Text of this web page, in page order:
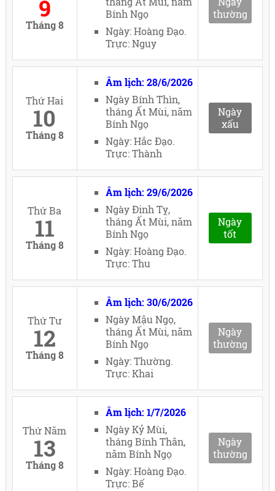
9
Tháng 8
Bính Ngọ
Ngày: Hoàng Đạo.
Trực: Nguy
thường
Thứ Hai
10
Tháng 8
Âm lịch: 28/6/2026
Ngày Bính Thìn,
tháng Ất Mùi, năm
Bính Ngọ
Ngày: Hắc Đạo.
Trực: Thành
Ngày
xấu
Thứ Ba
11
Tháng 8
Âm lịch: 29/6/2026
Ngày Đinh Tỵ,
tháng Ất Mùi, năm
Bính Ngọ
Ngày: Hoàng Đạo.
Trực: Thu
Ngày
tốt
Thứ Tư
12
Tháng 8
Âm lịch: 30/6/2026
Ngày Mậu Ngọ,
tháng Ất Mùi, năm
Bính Ngọ
Ngày: Thường.
Trực: Khai
Ngày
thường
Thứ Năm
13
Tháng 8
Âm lịch: 1/7/2026
Ngày Kỷ Mùi,
tháng Bính Thân,
năm Bính Ngọ
Ngày: Hoàng Đạo.
Trực: Bế
Ngày
thường